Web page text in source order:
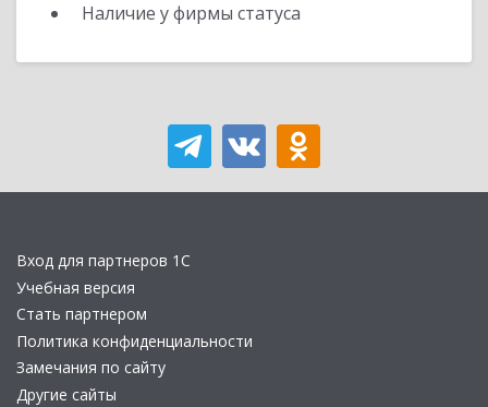
Наличие у фирмы статуса
Вход для партнеров 1С
Учебная версия
Стать партнером
Политика конфиденциальности
Замечания по сайту
Другие сайты